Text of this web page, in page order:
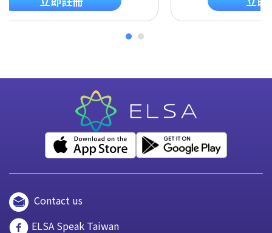
Contact us
ELSA Speak Taiwan